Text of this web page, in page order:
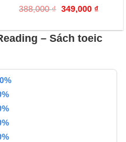
₫.
0
trên
0
đánh
giá
388,000₫ Giá
388,000 ₫.
349,000 ₫Giá
là:
– Sách toeic
0%